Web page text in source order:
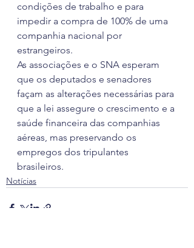
condições de trabalho e para
impedir a compra de 100% de uma
companhia nacional por
estrangeiros.
As associações e o SNA esperam
que os deputados e senadores
façam as alterações necessárias para
que a lei assegure o crescimento e a
saúde financeira das companhias
aéreas, mas preservando os
empregos dos tripulantes
brasileiros.
Notícias